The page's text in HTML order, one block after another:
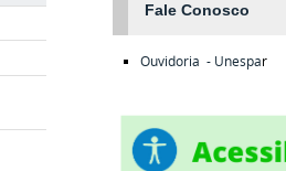
Fale Conosco
Ouvidoria - Unespar